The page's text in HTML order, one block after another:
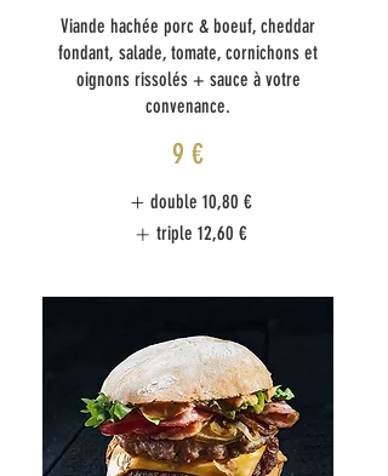
Viande hachée porc & boeuf, cheddar
fondant, salade, tomate, cornichons et
oignons rissolés + sauce à votre
convenance.
9 €
double 10,80 €
triple 12,60 €